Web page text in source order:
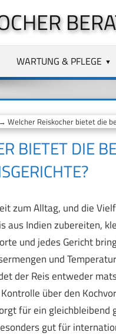
WARTUNG & PFLEGE
→ Welcher Reiskocher bietet die
BIETET DIE
zum Alltag, und die
aus Indien zubereiten,
und jedes Gericht
und
der Reis entweder
über den
für ein
gut für